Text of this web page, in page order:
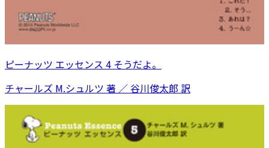
ピーナッツ エッセンス 4 そうだよ。
チャールズ M.シュルツ 著 ／ 谷川俊太郎 訳